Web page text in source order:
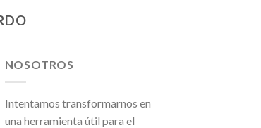
NOSOTROS
Intentamos transformarnos en
una herramienta útil para el